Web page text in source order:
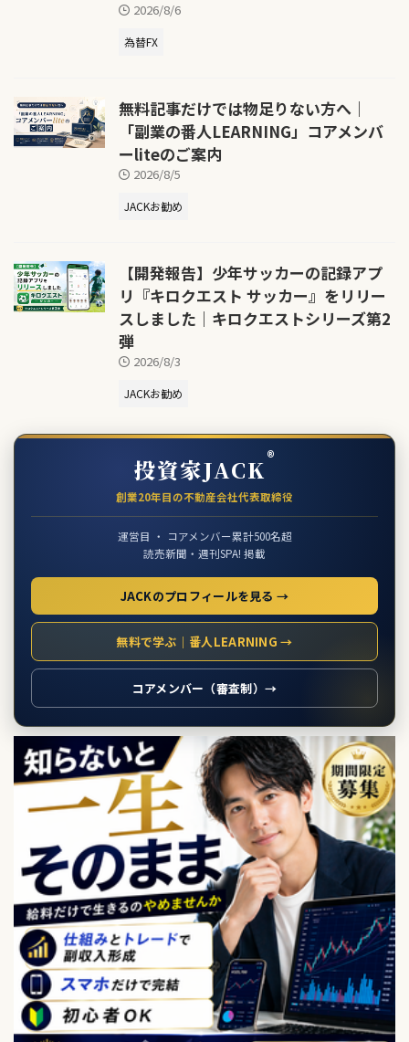
2026/8/6
為替FX
無料記事だけでは物足りない方へ｜
「副業の番人LEARNING」コアメンバ
ーliteのご案内
2026/8/5
JACKお勧め
【開発報告】少年サッカーの記録アプ
リ『キロクエスト サッカー』をリリー
スしました｜キロクエストシリーズ第2
弾
2026/8/3
JACKお勧め
投資家JACK®
創業20年目の不動産会社代表取締役
運営目 ・ コアメンバー累計500名超
読売新聞・週刊SPA! 掲載
JACKのプロフィールを見る →
無料で学ぶ｜番人LEARNING →
コアメンバー（審査制）→